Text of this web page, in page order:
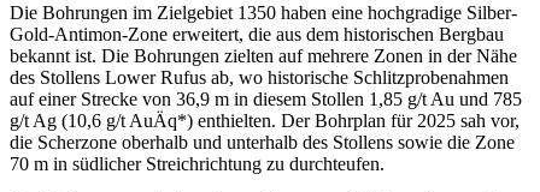
Die Bohrungen im Zielgebiet 1350 haben eine hochgradige Silber-
Gold-Antimon-Zone erweitert, die aus dem historischen Bergbau
bekannt ist. Die Bohrungen zielten auf mehrere Zonen in der Nähe
des Stollens Lower Rufus ab, wo historische Schlitzprobenahmen
auf einer Strecke von 36,9 m in diesem Stollen 1,85 g/t Au und 785
g/t Ag (10,6 g/t AuÄq*) enthielten. Der Bohrplan für 2025 sah vor,
die Scherzone oberhalb und unterhalb des Stollens sowie die Zone
70 m in südlicher Streichrichtung zu durchteufen.